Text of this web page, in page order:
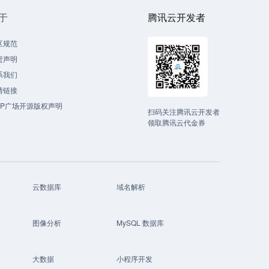
规范
声明
我们
链接
广场开源版权声明
腾讯云开发者
扫码关注腾讯云开发者
领取腾讯云代金券
云数据库 域名解析
图像分析 MySQL 数据库
大数据 小程序开发